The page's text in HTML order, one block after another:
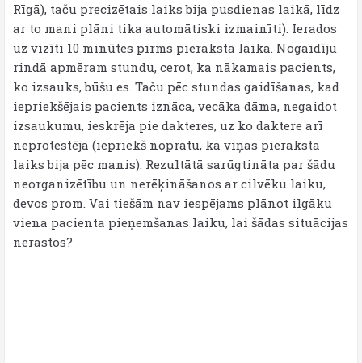
Rīgā), taču precizētais laiks bija pusdienas laikā, līdz
ar to mani plāni tika automātiski izmainīti). Ierados
uz vizīti 10 minūtes pirms pieraksta laika. Nogaidīju
rindā apmēram stundu, cerot, ka nākamais pacients,
ko izsauks, būšu es. Taču pēc stundas gaidīšanas, kad
iepriekšējais pacients iznāca, vecāka dāma, negaidot
izsaukumu, ieskrēja pie dakteres, uz ko daktere arī
neprotestēja (iepriekš nopratu, ka viņas pieraksta
laiks bija pēc manis). Rezultātā sarūgtināta par šādu
neorganizētību un nerēķināšanos ar cilvēku laiku,
devos prom. Vai tiešām nav iespējams plānot ilgāku
viena pacienta pieņemšanas laiku, lai šādas situācijas
nerastos?